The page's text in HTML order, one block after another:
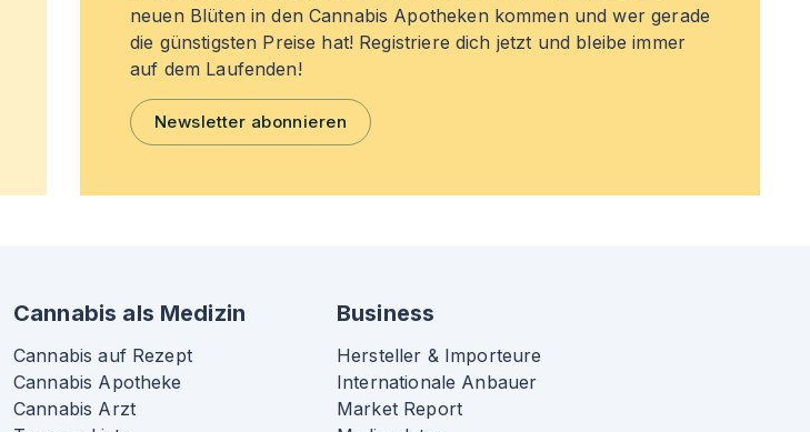
neuen Blüten in den Cannabis Apotheken kommen und wer gerade
die günstigsten Preise hat! Registriere dich jetzt und bleibe immer
auf dem Laufenden!
Newsletter abonnieren
Cannabis als Medizin
Cannabis auf Rezept
Cannabis Apotheke
Cannabis Arzt
Business
Hersteller & Importeure
Internationale Anbauer
Market Report